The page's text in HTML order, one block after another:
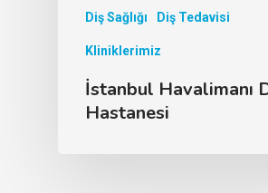
Diş Sağlığı Diş Tedavisi
Kliniklerimiz
İstanbul Havalimanı
Hastanesi